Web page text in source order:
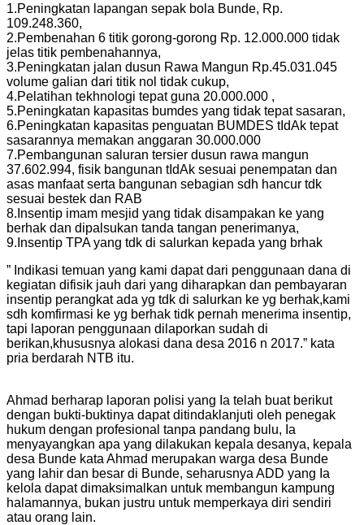
1.Peningkatan lapangan sepak bola Bunde, Rp.
109.248.360,
2.Pembenahan 6 titik gorong-gorong Rp. 12.000.000 tidak
jelas titik pembenahannya,
3.Peningkatan jalan dusun Rawa Mangun Rp.45.031.045
volume galian dari titik nol tidak cukup,
4.Pelatihan tekhnologi tepat guna 20.000.000 ,
5.Peningkatan kapasitas bumdes yang tidak tepat sasaran,
6.Peningkatan kapasitas penguatan BUMDES tIdAk tepat
sasarannya memakan anggaran 30.000.000
7.Pembangunan saluran tersier dusun rawa mangun
37.602.994, fisik bangunan tIdAk sesuai penempatan dan
asas manfaat serta bangunan sebagian sdh hancur tdk
sesuai bestek dan RAB
8.Insentip imam mesjid yang tidak disampakan ke yang
berhak dan dipalsukan tanda tangan penerimanya,
9.Insentip TPA yang tdk di salurkan kepada yang brhak
” Indikasi temuan yang kami dapat dari penggunaan dana di
kegiatan difisik jauh dari yang diharapkan dan pembayaran
insentip perangkat ada yg tdk di salurkan ke yg berhak,kami
sdh komfirmasi ke yg berhak tidk pernah menerima insentip,
tapi laporan penggunaan dilaporkan sudah di
berikan,khususnya alokasi dana desa 2016 n 2017.” kata
pria berdarah NTB itu.
Ahmad berharap laporan polisi yang Ia telah buat berikut
dengan bukti-buktinya dapat ditindaklanjuti oleh penegak
hukum dengan profesional tanpa pandang bulu, Ia
menyayangkan apa yang dilakukan kepala desanya, kepala
desa Bunde kata Ahmad merupakan warga desa Bunde
yang lahir dan besar di Bunde, seharusnya ADD yang Ia
kelola dapat dimaksimalkan untuk membangun kampung
halamannya, bukan justru untuk memperkaya diri sendiri
atau orang lain.